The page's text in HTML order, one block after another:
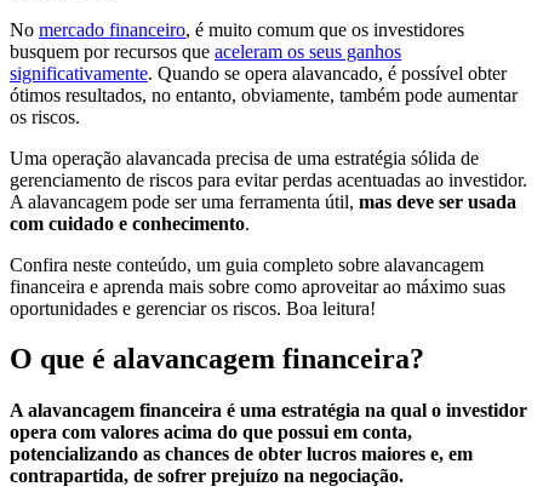
No mercado financeiro, é muito comum que os investidores
busquem por recursos que aceleram os seus ganhos
significativamente. Quando se opera alavancado, é possível obter
ótimos resultados, no entanto, obviamente, também pode aumentar
os riscos.
Uma operação alavancada precisa de uma estratégia sólida de
gerenciamento de riscos para evitar perdas acentuadas ao investidor.
A alavancagem pode ser uma ferramenta útil, mas deve ser usada
com cuidado e conhecimento.
Confira neste conteúdo, um guia completo sobre alavancagem
financeira e aprenda mais sobre como aproveitar ao máximo suas
oportunidades e gerenciar os riscos. Boa leitura!
O que é alavancagem financeira?
A alavancagem financeira é uma estratégia na qual o investidor
opera com valores acima do que possui em conta,
potencializando as chances de obter lucros maiores e, em
contrapartida, de sofrer prejuízo na negociação.